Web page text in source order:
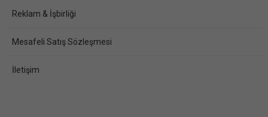
Reklam & İşbirliği
Mesafeli Satış Sözleşmesi
İletişim